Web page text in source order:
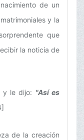
de un
y la
que
la noticia de
y le dijo: "Así es
de la creación